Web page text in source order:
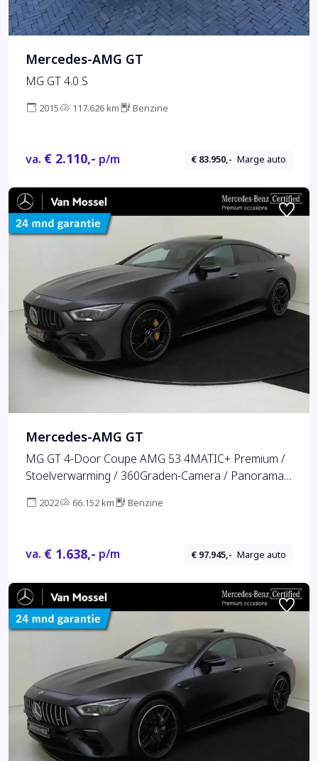
Mercedes-AMG GT
MG GT 4.0 S
2015 117.626 km Benzine
va. € 2.110,- p/m € 83.950,- Marge auto
Mercedes-AMG GT
MG GT 4-Door Coupe AMG 53 4MATIC+ Premium /
Stoelverwarming / 360Graden-Camera / Panorama-
Stoelventilatie /
2022 66.152 km Benzine
va. € 1.638,- p/m € 97.945,- Marge auto